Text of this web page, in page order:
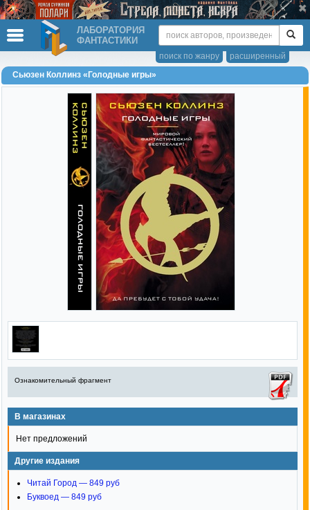
ЛАБОРАТОРИЯ
ФАНТАСТИКИ
расширенный
поиск по жанру
Сьюзен Коллинз «Голодные игры»
Ознакомительный фрагмент
В магазинах
Нет предложений
Другие издания
Читай Город — 849 руб
Буквоед — 849 руб